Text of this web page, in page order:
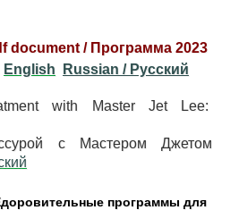
document / Программа 2023
English Russian / Pусский
with Master Jet Lee:
с Мастером Джетом
программы для